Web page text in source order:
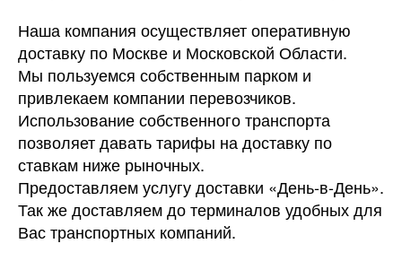
Наша компания осуществляет оперативную
доставку по Москве и Московской Области.
Мы пользуемся собственным парком и
привлекаем компании перевозчиков.
Использование собственного транспорта
позволяет давать тарифы на доставку по
ставкам ниже рыночных.
Предоставляем услугу доставки «День-в-День».
Так же доставляем до терминалов удобных для
Вас транспортных компаний.